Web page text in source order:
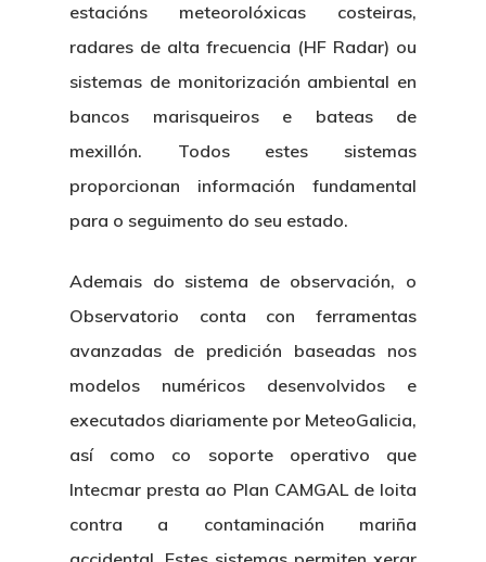
estacións meteorolóxicas costeiras,
radares de alta frecuencia (HF Radar) ou
sistemas de monitorización ambiental en
bancos marisqueiros e bateas de
mexillón. Todos estes sistemas
proporcionan información fundamental
para o seguimento do seu estado.
Ademais do sistema de observación, o
Observatorio conta con ferramentas
avanzadas de predición baseadas nos
modelos numéricos desenvolvidos e
executados diariamente por MeteoGalicia,
así como co soporte operativo que
Intecmar presta ao Plan CAMGAL de loita
contra a contaminación mariña